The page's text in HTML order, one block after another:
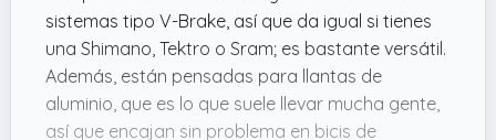
sistemas tipo V-Brake, así que da igual si tienes
una Shimano, Tektro o Sram; es bastante versátil.
Además, están pensadas para llantas de
aluminio, que es lo que suele llevar mucha gente,
así que encajan sin problema en bicis de